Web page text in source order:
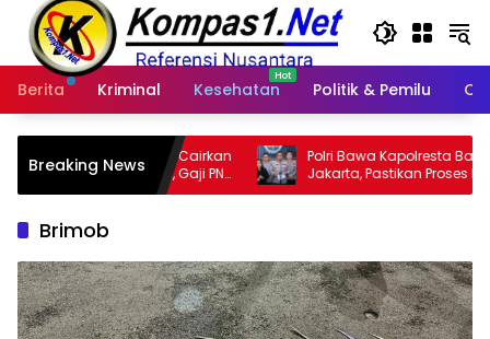
Langsung
konten
Berita
Kriminal Kesehatan Politik & Pemilu
Breaking News
Cairkan
Gaji PNS
Polri Bawa Kapolresta Banda Aceh ke
Jakarta, Pastikan Proses Pemeriksaan
Profesional dan Transparan
Brimob